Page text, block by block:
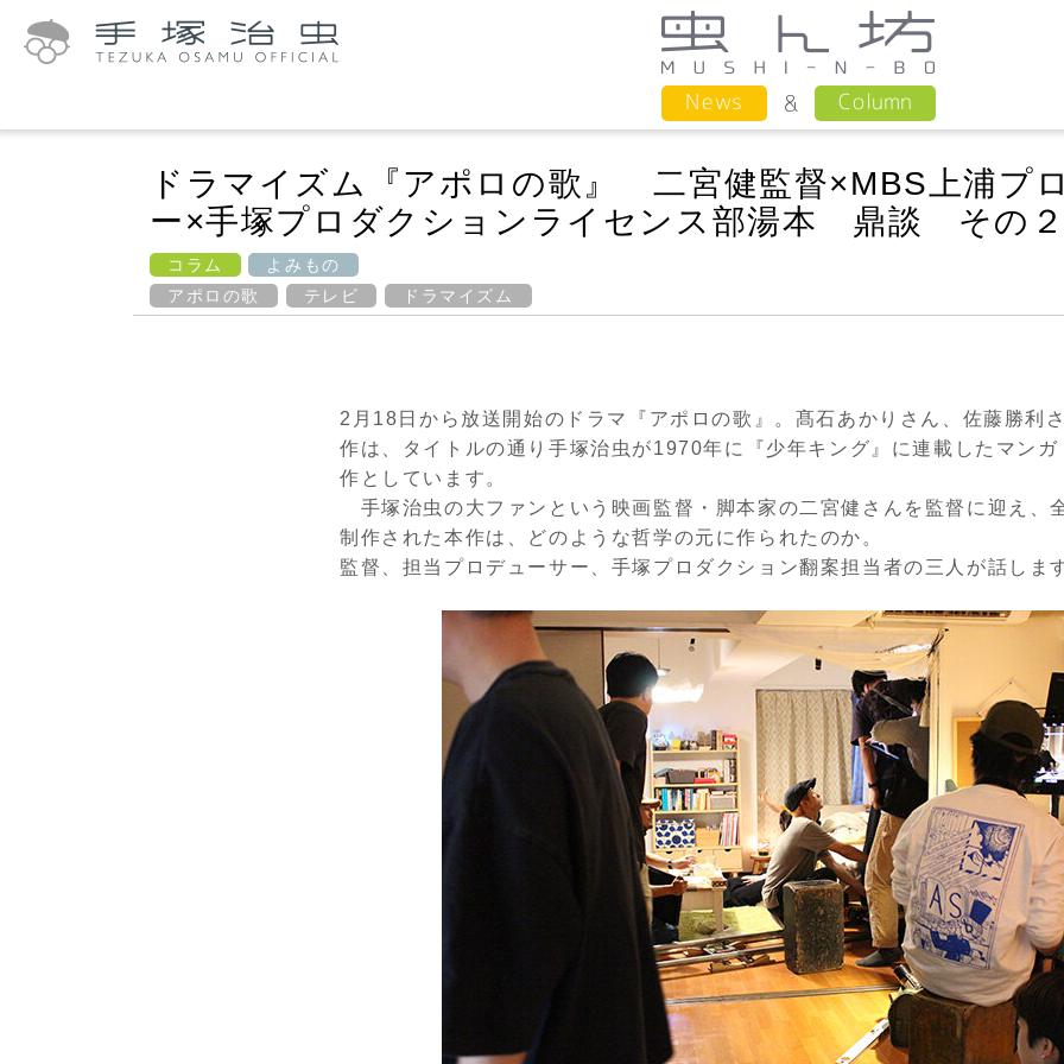
News Column
ドラマイズム『アポロの歌』 二宮健監督×MBS上浦プ
ー×手塚プロダクションライセンス部湯本 鼎談 その
コラム
よみもの
アポロの歌
テレビ ドラマイズム
2 月 18 日から放送開始のドラマ『アポロの歌』。髙石あかりさん、佐藤勝利
作は、タイトルの通り手塚治虫が1970年に『少年キング』に連載したマン
作としています。
手塚治虫の大ファンという映画監督・脚本家の二宮健さんを監督に迎え、
制作された本作は、どのような哲学の元に作られたのか。
監督、担当プロデューサー、手塚プロダクション翻案担当者の三人が話しま